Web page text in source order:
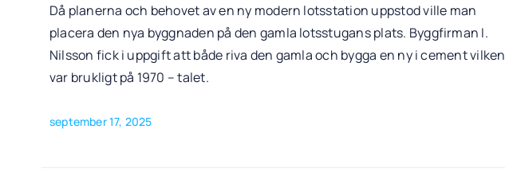
Då planerna och behovet av en ny modern lotsstation uppstod ville man
placera den nya byggnaden på den gamla lotsstugans plats. Byggfirman I.
Nilsson fick i uppgift att både riva den gamla och bygga en ny i cement vilken
var brukligt på 1970 – talet.
september 17, 2025